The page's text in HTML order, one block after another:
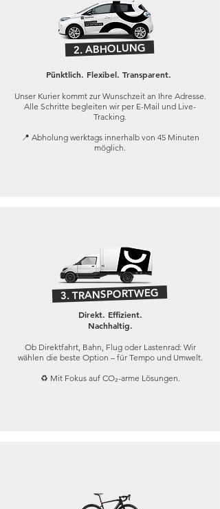
2. ABHOLUNG
Pünktlich. Flexibel. Transparent.
​Unser Kurier kommt zur Wunschzeit an Ihre Adresse.
Alle Schritte begleiten wir per E-Mail und Live-
Tracking.
📍 Abholung werktags innerhalb von 45 Minuten
möglich.
3. TRANSPORTWEG
Direkt. Effizient.
Nachhaltig.
Ob Direktfahrt, Bahn, Flug oder Lastenrad: Wir
wählen die beste Option – für Tempo und Umwelt.
♻️ Mit Fokus auf CO₂-arme Lösungen.